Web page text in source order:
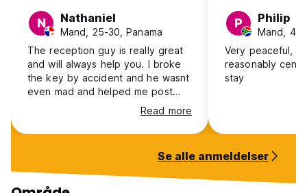
N Nathaniel
Mand, 25-30, Panama
The reception guy is really great
and will always help you. I broke
the key by accident and he wasnt
even mad and helped me post
shift when i thought i was gonna
sleep on the road 😭🤣. Many
thanks to him for helping me late
Read more
P Philip
Mand,
Very peaceful,
reasonably
stay
Se alle anmeldelser